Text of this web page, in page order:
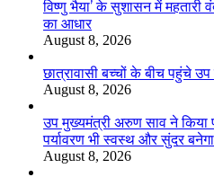
विष्णु भैया’ के सुशासन में महतारी
का आधार
August 8, 2026
छात्रावासी बच्चों के बीच पहुंचे उप
August 8, 2026
उप मुख्यमंत्री अरुण साव ने किया
पर्यावरण भी स्वस्थ और सुंदर बनेगा
August 8, 2026